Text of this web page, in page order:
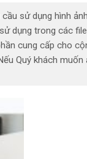
sử dụng hình
trong các
cung cấp cho
Quý khách